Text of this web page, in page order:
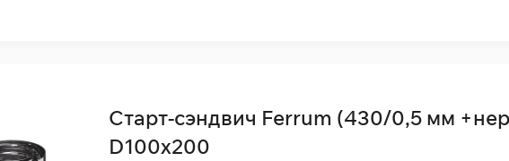
Старт-сэндвич Ferrum (430/0,5 мм
D100x200